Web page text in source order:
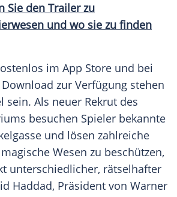
Sie den Trailerzu
und wo sie zu finden
im App Store und bei
Download zur Verfügung stehen
sein. Als neuer Rekrut des
besuchen Spieler bekannte
und lösen zahlreiche
Wesen zu beschützen,
unterschiedlicher, rätselhafter
Haddad, Präsident von Warner